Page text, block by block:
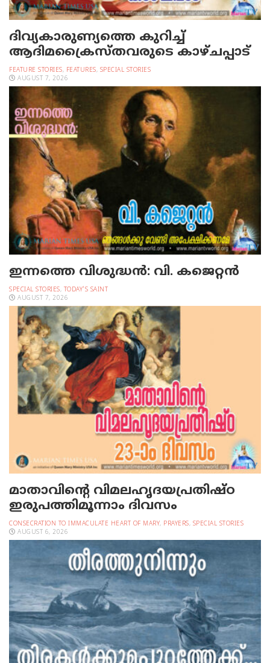
ദിവ്യകാരുണ്യത്തെ കുറിച്ച്
ആദിമക്രൈസ്തവരുടെ കാഴ്ചപ്പാട്
FEATURE STORIES, FEATURES, SPECIAL STORIES
AUGUST 7, 2026
ഇന്നത്തെ വിശുദ്ധന്‍: വി. കജെറ്റന്‍
SPECIAL STORIES, TODAY'S SAINT
AUGUST 7, 2026
മാതാവിന്റെ വിമലഹൃദയപ്രതിഷ്ഠ
ഇരുപത്തിമൂന്നാം ദിവസം
CONSECRATION TO IMMACULATE HEART OF MARY, PRAYERS, SPECIAL STORIES
AUGUST 6, 2026